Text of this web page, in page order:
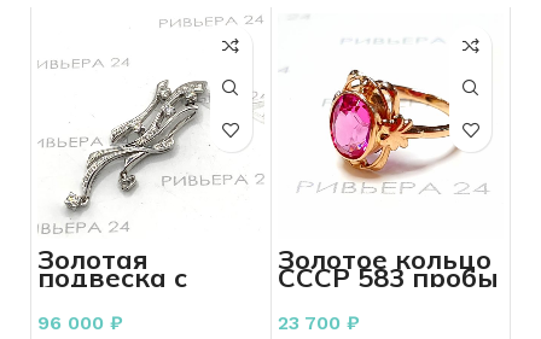
Золотая
подвеска с
бриллиантами
585 пробы 5.54
грамма
96 000 ₽
Золотое кольцо
СССР 583 пробы
3.16 грамм
23 700 ₽